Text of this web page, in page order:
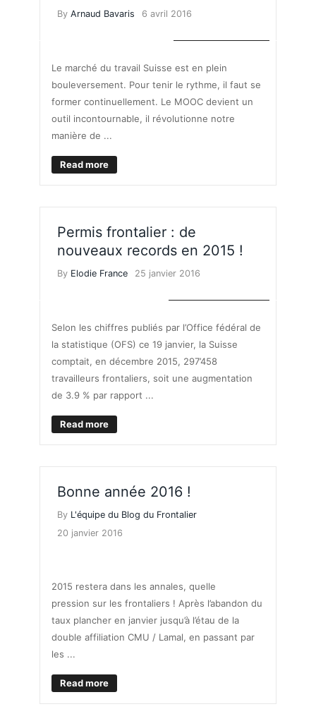
By Arnaud Bavaris 6 avril 2016
Le marché du travail Suisse est en plein
bouleversement. Pour tenir le rythme, il faut se
former continuellement. Le MOOC devient un
outil incontournable, il révolutionne notre
manière de ...
Read more
Permis frontalier : de
nouveaux records en 2015 !
By Elodie France 25 janvier 2016
Selon les chiffres publiés par l’Office fédéral de
la statistique (OFS) ce 19 janvier, la Suisse
comptait, en décembre 2015, 297’458
travailleurs frontaliers, soit une augmentation
de 3.9 % par rapport ...
Read more
Bonne année 2016 !
By L'équipe du Blog du Frontalier
20 janvier 2016
2015 restera dans les annales, quelle
pression sur les frontaliers ! Après l’abandon du
taux plancher en janvier jusqu’à l’étau de la
double affiliation CMU / Lamal, en passant par
les ...
Read more